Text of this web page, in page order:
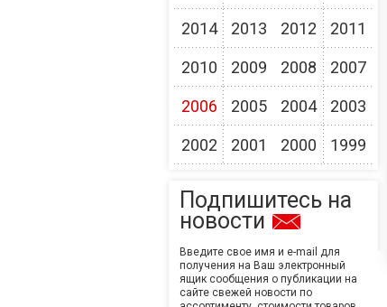
2014 2013 2012 2011
2010 2009 2008 2007
2006 2005 2004 2003
2002 2001 2000 1999
Подпишитесь на
новости
Введите свое имя и e-mail для
получения на Ваш электронный
ящик сообщения о публикации на
сайте свежей новости по